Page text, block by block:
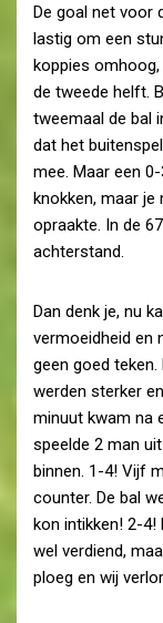
De goal net voor
lastig om een
koppies
de tweede helft.
tweemaal de bal
dat het
mee. Maar een
knokken, maar je
opraakte. In de 67
achterstand.
Dan denk je, nu
vermoeidheid en
geen goed
werden sterker
minuut kwam na
speelde 2 man
binnen. 1-4! Vijf
counter. De bal
kon intikken! 2-4!
wel verdiend,
ploeg en wij